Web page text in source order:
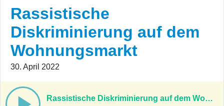
Rassistische
Diskriminierung auf dem
Wohnungsmarkt
30. April 2022
Rassistische Diskriminierung auf dem Wohnungsmarkt